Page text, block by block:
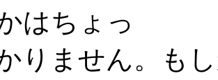
はちょっ
りません。も